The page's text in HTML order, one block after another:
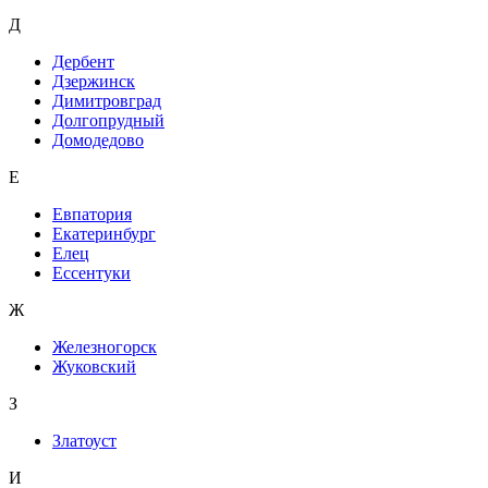
Д
Дербент
Дзержинск
Димитровград
Долгопрудный
Домодедово
Е
Евпатория
Екатеринбург
Елец
Ессентуки
Ж
Железногорск
Жуковский
З
Златоуст
И